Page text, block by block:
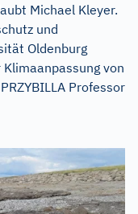
Michael Kleyer.
und
Oldenburg
von
Professor